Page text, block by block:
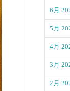
6月
5月
4月
3月
2月